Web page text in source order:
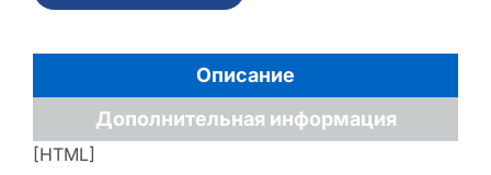
Описание
Дополнительная информация
[HTML]